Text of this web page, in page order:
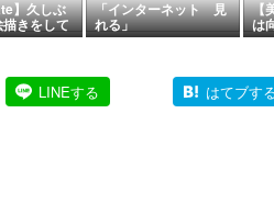
】久しぶ
きをして
「インターネット 見
れる」
【
は
す
LINEする はてブす